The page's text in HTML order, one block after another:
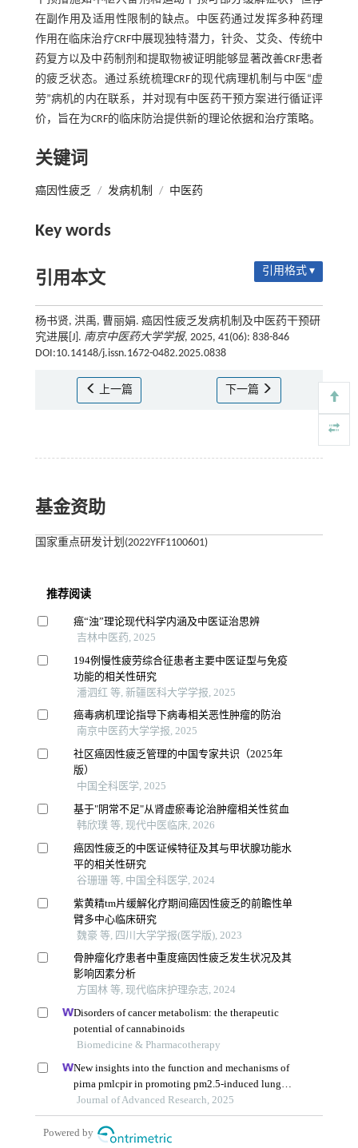
在副作用及适用性限制的缺点。中医药通过发挥多种药理
作用在临床治疗CRF中展现独特潜力，针灸、艾灸、传统中
药复方以及中药制剂和提取物被证明能够显著改善CRF患者
的疲乏状态。通过系统梳理CRF的现代病理机制与中医“虚
劳”病机的内在联系，并对现有中医药干预方案进行循证评
价，旨在为CRF的临床防治提供新的理论依据和治疗策略。
关键词
癌因性疲乏 / 发病机制 / 中医药
Key words
引用本文 引用格式 ▾
杨书贤, 洪禹, 曹丽娟. 癌因性疲乏发病机制及中医药干预研
究进展[J]. 南京中医药大学学报, 2025, 41(06): 838-846
DOI:10.14148/j.issn.1672-0482.2025.0838
上一篇 下一篇
基金资助
国家重点研发计划(2022YFF1100601)